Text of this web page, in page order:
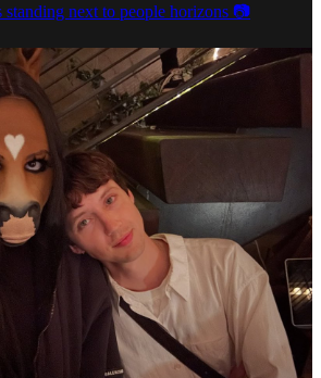
standing next to people horizons 📷